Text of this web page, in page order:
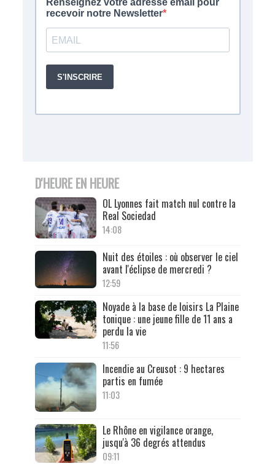
D'HEURE EN HEURE
OL Lyonnes fait match nul contre la
Real Sociedad
14:08
Nuit des étoiles : où observer le ciel
avant l'éclipse de mercredi ?
12:59
Noyade à la base de loisirs La Plaine
tonique : une jeune fille de 11 ans a
perdu la vie
11:56
Incendie au Creusot : 9 hectares
partis en fumée
11:03
Le Rhône en vigilance orange,
jusqu'à 36 degrés attendus
09:11